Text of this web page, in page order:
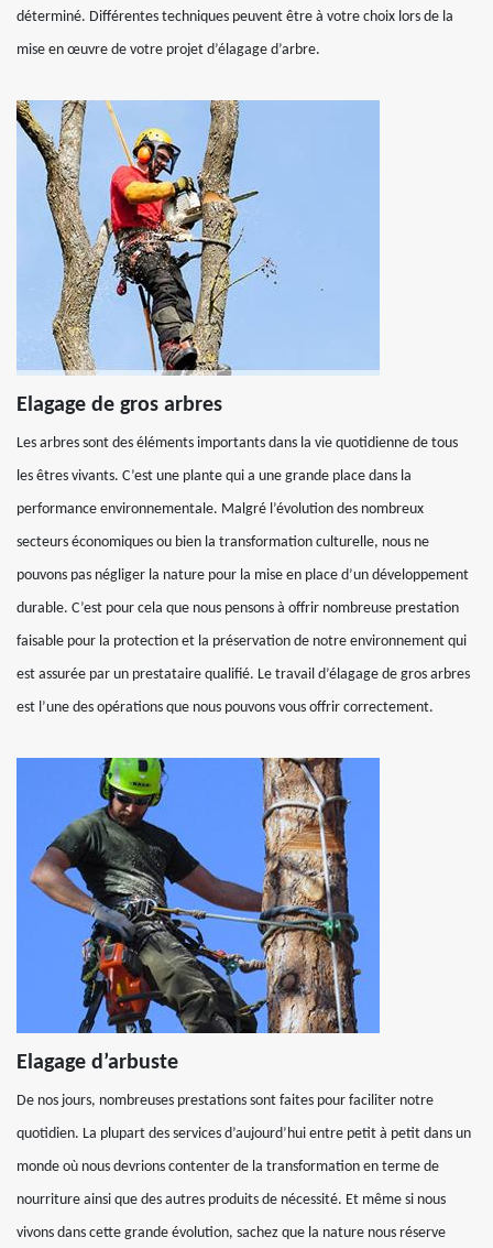
déterminé. Différentes techniques peuvent être à votre choix lors de la
mise en œuvre de votre projet d’élagage d’arbre.
Elagage de gros arbres
Les arbres sont des éléments importants dans la vie quotidienne de tous
les êtres vivants. C’est une plante qui a une grande place dans la
performance environnementale. Malgré l’évolution des nombreux
secteurs économiques ou bien la transformation culturelle, nous ne
pouvons pas négliger la nature pour la mise en place d’un développement
durable. C’est pour cela que nous pensons à offrir nombreuse prestation
faisable pour la protection et la préservation de notre environnement qui
est assurée par un prestataire qualifié. Le travail d’élagage de gros arbres
est l’une des opérations que nous pouvons vous offrir correctement.
Elagage d’arbuste
De nos jours, nombreuses prestations sont faites pour faciliter notre
quotidien. La plupart des services d’aujourd’hui entre petit à petit dans un
monde où nous devrions contenter de la transformation en terme de
nourriture ainsi que des autres produits de nécessité. Et même si nous
vivons dans cette grande évolution, sachez que la nature nous réserve